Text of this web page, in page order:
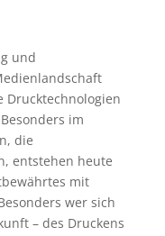
und
im
die
entstehen heute
mit
wer sich
– des Druckens